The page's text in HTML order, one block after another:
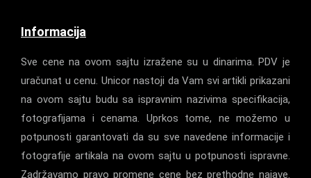
Informacija
Sve cene na ovom sajtu izražene su u dinarima. PDV je
uračunat u cenu. Unicor nastoji da Vam svi artikli prikazani
na ovom sajtu budu sa ispravnim nazivima specifikacija,
fotografijama i cenama. Uprkos tome, ne možemo u
potpunosti garantovati da su sve navedene informacije i
fotografije artikala na ovom sajtu u potpunosti ispravne.
Zadržavamo pravo promene cene bez prethodne najave.